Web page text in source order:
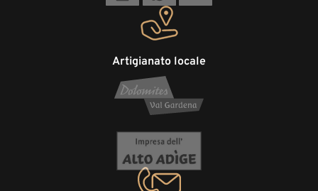
Artigianato locale